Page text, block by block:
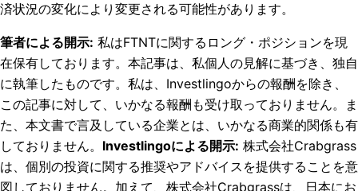
済状況の変化により変更される可能性があります。
筆者による開示: 私はFTNTに関するロング・ポジションを現
在保有しております。 本記事は、私個人の見解に基づき、独自
に執筆したものです。私は、Investlingoからの報酬を除き、
この記事に対して、いかなる報酬も受け取っておりません。ま
た、本文書で言及している企業とは、いかなる商業的関係も有
しておりません。 Investlingoによる開示: 株式会社Crabgrass
は、個別の投資に関する推奨やアドバイスを提供することを意
図しておりません。加えて、株式会社Crabgrassは、日本にお